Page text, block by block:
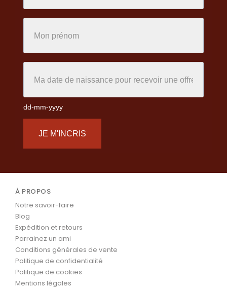
dd-mm-yyyy
JE M'INCRIS
À PROPOS
Notre savoir-faire
Blog
Expédition et retours
Parrainez un ami
Conditions générales de vente
Politique de confidentialité
Politique de cookies
Mentions légales